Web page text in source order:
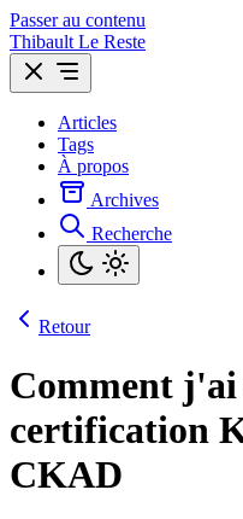
Passer au contenu
Thibault Le Reste
Articles
Tags
À propos
Archives
Recherche
Retour
Comment
certification
CKAD